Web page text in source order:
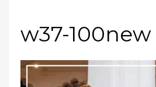
w37-100new